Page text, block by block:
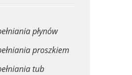
płynów
proszkiem
tub